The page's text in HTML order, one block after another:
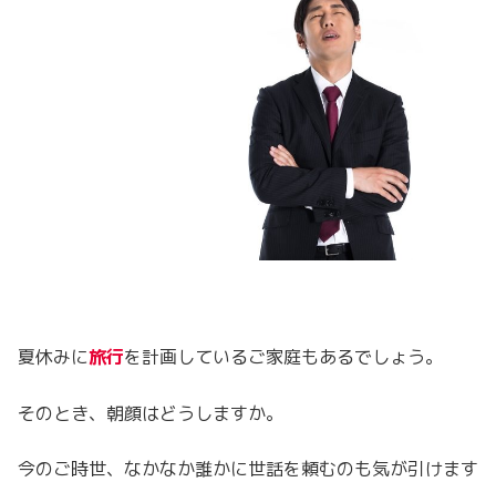
夏休みに旅行を計画しているご家庭もあるでしょう。
そのとき、朝顔はどうしますか。
今のご時世、なかなか誰かに世話を頼むのも気が引けます